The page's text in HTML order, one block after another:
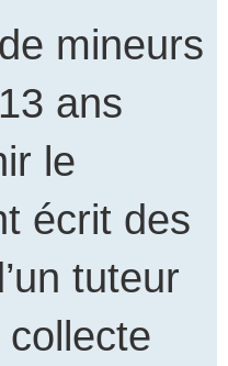
mineurs
ans
le
écrit des
tuteur